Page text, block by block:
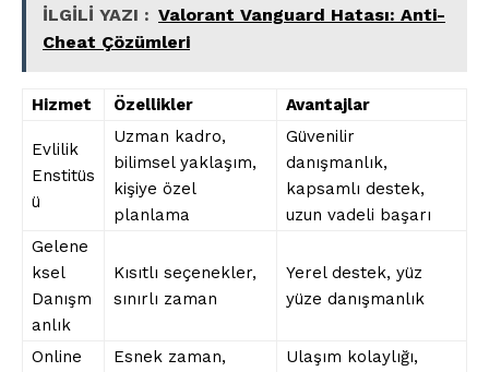
İLGİLİ YAZI : Valorant Vanguard Hatası: Anti-
Cheat Çözümleri
Hizmet Özellikler Avantajlar
Evlilik
Enstitüs
ü
Uzman kadro,
bilimsel yaklaşım,
kişiye özel
planlama
Güvenilir
danışmanlık,
kapsamlı destek,
uzun vadeli başarı
Gelene
ksel
Danışm
anlık
Kısıtlı seçenekler,
sınırlı zaman
Yerel destek, yüz
yüze danışmanlık
Online
Esnek zaman,
Ulaşım kolaylığı,